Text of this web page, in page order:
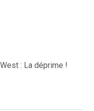
: La déprime !